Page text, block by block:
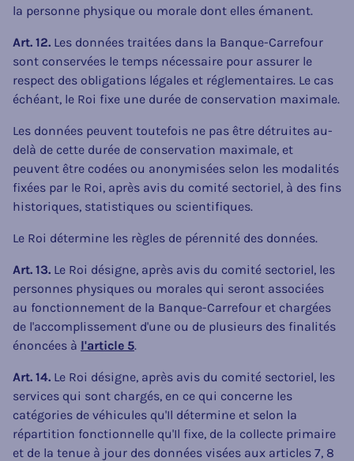
la personne physique ou morale dont elles émanent.
Art. 12. Les données traitées dans la Banque-Carrefour
sont conservées le temps nécessaire pour assurer le
respect des obligations légales et réglementaires. Le cas
échéant, le Roi fixe une durée de conservation maximale.
Les données peuvent toutefois ne pas être détruites au-
delà de cette durée de conservation maximale, et
peuvent être codées ou anonymisées selon les modalités
fixées par le Roi, après avis du comité sectoriel, à des fins
historiques, statistiques ou scientifiques.
Le Roi détermine les règles de pérennité des données.
Art. 13. Le Roi désigne, après avis du comité sectoriel, les
personnes physiques ou morales qui seront associées
au fonctionnement de la Banque-Carrefour et chargées
de l'accomplissement d'une ou de plusieurs des finalités
énoncées à l'article 5.
Art. 14. Le Roi désigne, après avis du comité sectoriel, les
services qui sont chargés, en ce qui concerne les
catégories de véhicules qu'Il détermine et selon la
répartition fonctionnelle qu'Il fixe, de la collecte primaire
et de la tenue à jour des données visées aux articles 7, 8